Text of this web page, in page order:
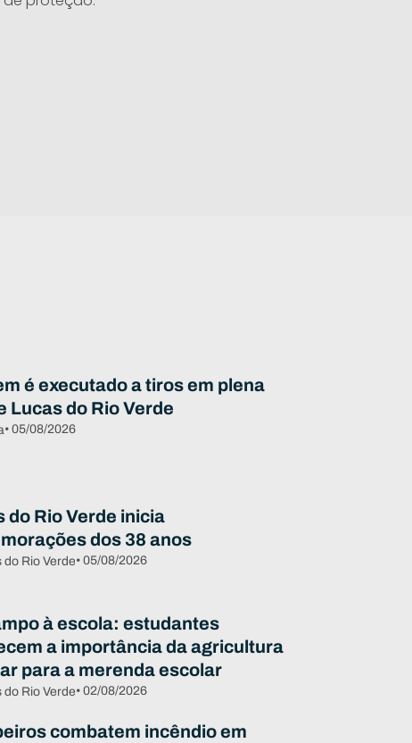
é executado a tiros em plena
Lucas do Rio Verde
• 05/08/2026
do Rio Verde inicia
dos 38 anos
do Rio Verde• 05/08/2026
à escola: estudantes
a importância da agricultura
para a merenda escolar
do Rio Verde• 02/08/2026
combatem incêndio em